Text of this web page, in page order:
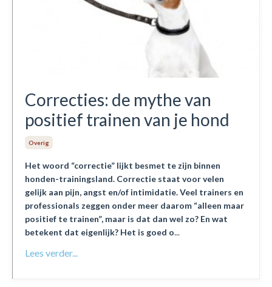
Correcties: de mythe van
positief trainen van je hond
Overig
Het woord “correctie” lijkt besmet te zijn binnen
honden-trainingsland. Correctie staat voor velen
gelijk aan pijn, angst en/of intimidatie. Veel trainers en
professionals zeggen onder meer daarom “alleen maar
positief te trainen”, maar is dat dan wel zo? En wat
betekent dat eigenlijk? Het is goed o...
Lees verder...